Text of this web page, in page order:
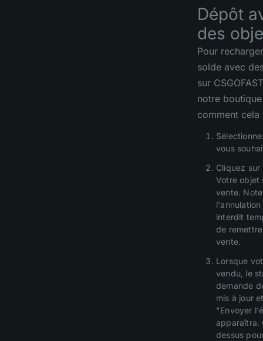
Dépôt
des
Pour
solde avec
sur
notre
comment
vous
Cliquez
Votre objet
vente.
interdit
de
vente.
Lorsque
vendu, le
demande
mis à jour
"Envoyer
apparaîtra.
dessus